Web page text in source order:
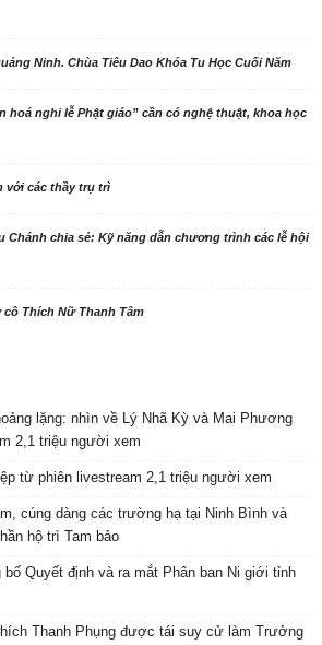
Ninh. Chùa Tiêu Dao Khóa Tu Học Cuối Năm
hoá nghi lễ Phật giáo” cần có nghệ thuật, khoa học
với các thầy trụ trì
Chánh chia sẻ: Kỹ năng dẫn chương trình các lễ hội
cô Thích Nữ Thanh Tâm
lặng: nhìn về Lý Nhã Kỳ và Mai Phương
2,1 triệu người xem
từ phiên livestream 2,1 triệu người xem
cúng dàng các trường hạ tại Ninh Bình và
hộ trì Tam bảo
bố Quyết định và ra mắt Phân ban Ni giới tỉnh
Thanh Phụng được tái suy cử làm Trưởng